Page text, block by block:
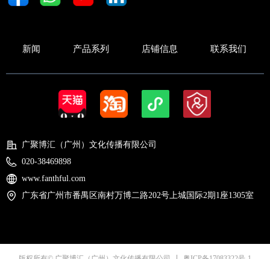
新闻 产品系列 店铺信息 联系我们
广聚博汇（广州）文化传播有限公司
020-38469898
www.fanthful.com
广东省广州市番禺区南村万博二路202号上城国际2期1座1305室